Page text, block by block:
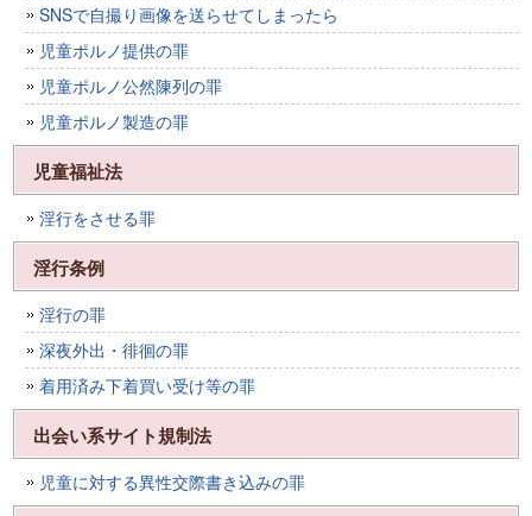
SNSで自撮り画像を送らせてしまったら
児童ポルノ提供の罪
児童ポルノ公然陳列の罪
児童ポルノ製造の罪
児童福祉法
淫行をさせる罪
淫行条例
淫行の罪
深夜外出・徘徊の罪
着用済み下着買い受け等の罪
出会い系サイト規制法
児童に対する異性交際書き込みの罪